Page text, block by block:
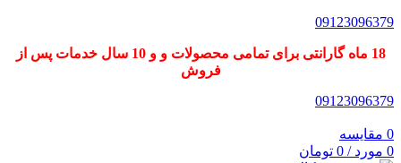
09123096379
18 ماه گارانتی برای تمامی محصولات و و 10 سال خدمات پس از
فروش
09123096379
0 مقایسه
0 مورد /
0 تومان